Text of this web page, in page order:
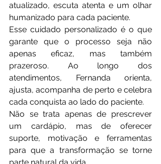
atualizado, escuta atenta e um olhar
humanizado para cada paciente.
Esse cuidado personalizado é o que
garante que o processo seja não
apenas eficaz, mas também
prazeroso. Ao longo dos
atendimentos, Fernanda orienta,
ajusta, acompanha de perto e celebra
cada conquista ao lado do paciente.
Não se trata apenas de prescrever
um cardápio, mas de oferecer
suporte, motivação e ferramentas
para que a transformação se torne